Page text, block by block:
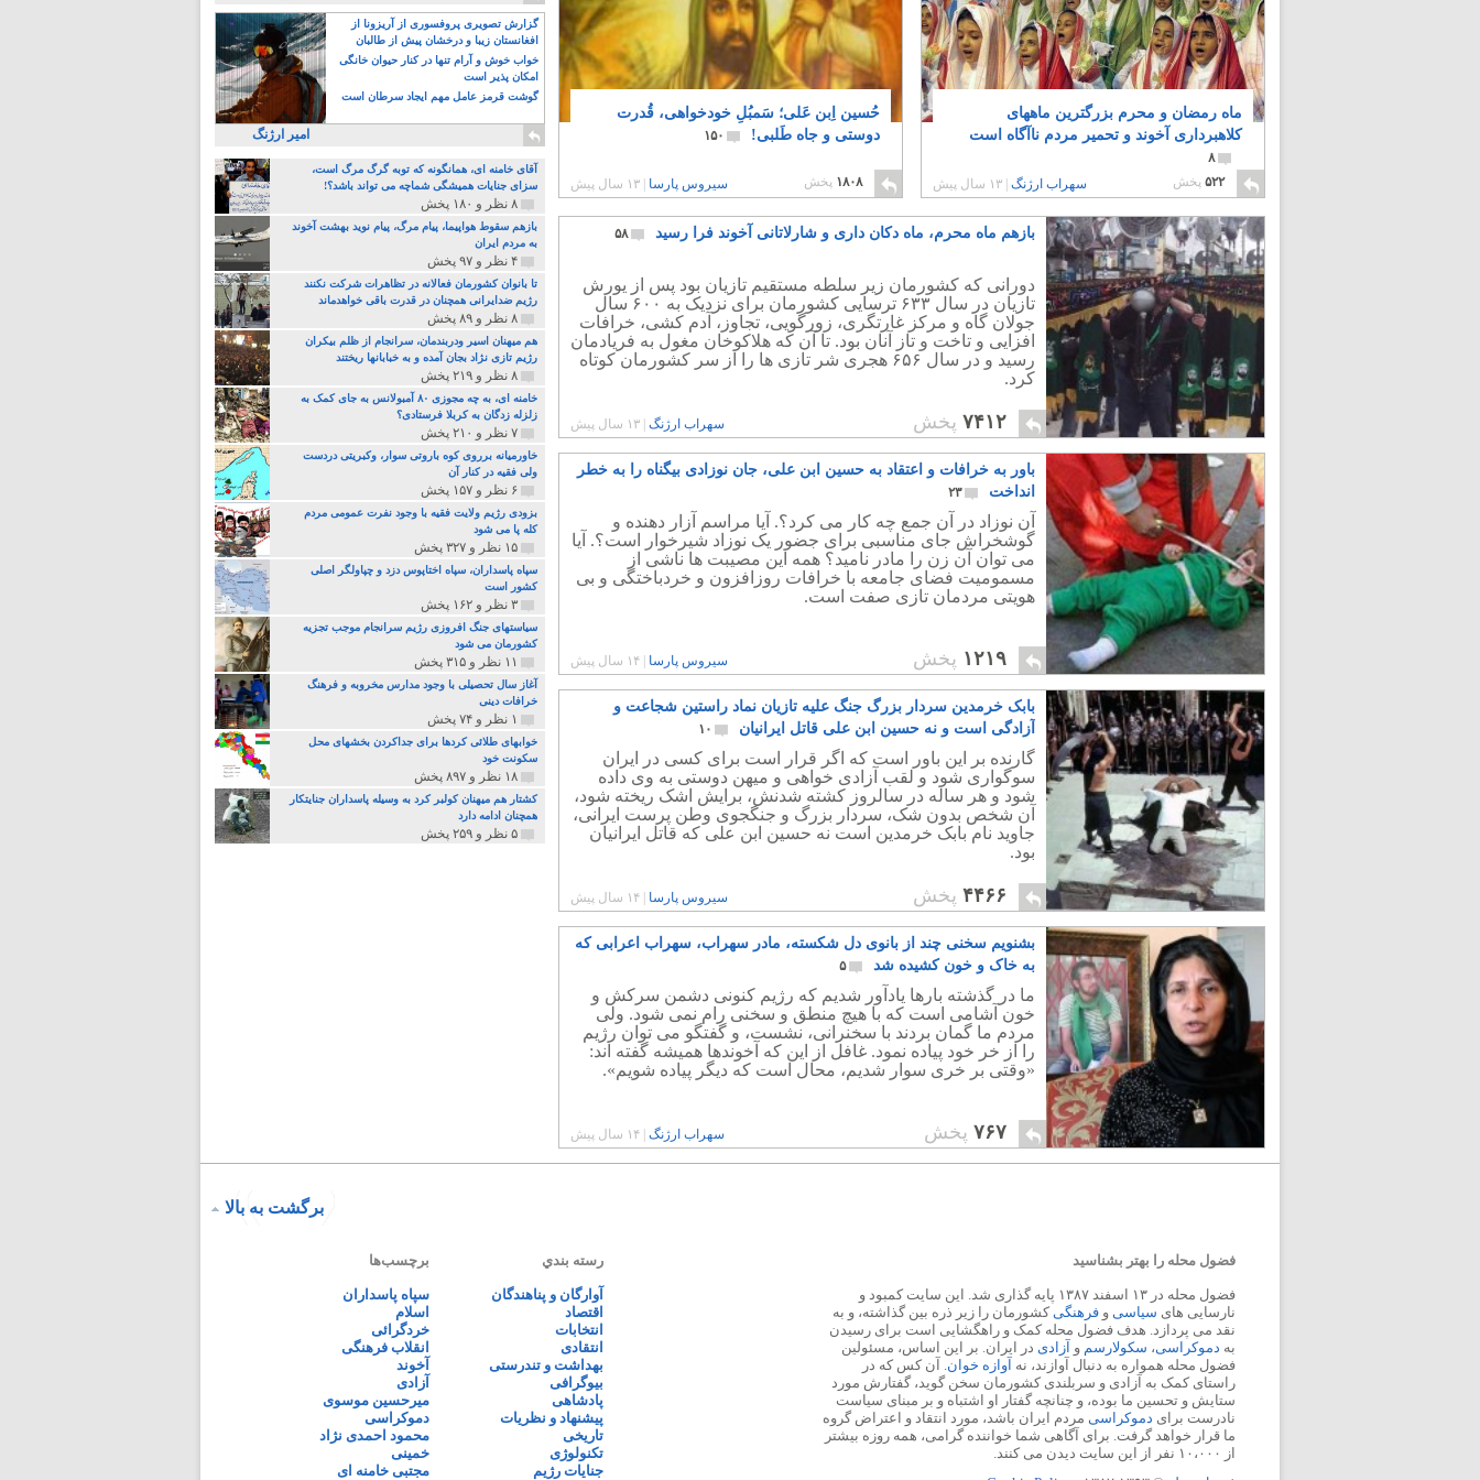
ماه رمضان و محرم بزرگترین ماههای
کلاهبرداری آخوند و تحمیر مردم ناآگاه است
۸
۵۲۲ پخش سهراب ارژنگ |۱۳ سال پیش
حُسین اِبن عَلی؛ سَمبُلِ خودخواهی، قُدرت
دوستی و جاه طَلبی!
۱۵۰
۱۸۰۸ پخش سیروس پارسا ۱۳ سال پیش
بازهم ماه محرم، ماه دکان داری و شارلاتانی آخوند فرا رسید ۵۸
دورانی که کشورمان زیر سلطه مستقیم تازیان بود پس از یورش
تازیان در سال ۶۳۳ ترسایی کشورمان برای نزدیک به ۶۰۰ سال
جولان گاه و مرکز غارتگری، زورگویی، تجاوز، آدم کشی، خرافات
افزایی و تاخت و تاز آنان بود. تا آن که هلاکوخان مغول به فریادمان
رسید و در سال ۶۵۶ هجری شر تازی ها را از سر کشورمان کوتاه
کرد.
۷۴۱۲ پخش سهراب ارژنگ ۱۳ سال پیش
باور به خرافات و اعتقاد به حسین ابن علی، جان نوزادی بیگناه را به خطر
انداخت
۲۳
آن نوزاد در آن جمع چه کار می کرد؟. آیا مراسم آزار دهنده و
گوشخراش جای مناسبی برای جضور یک نوزاد شیرخوار است؟. آیا
می توان آن زن را مادر نامید؟ همه این مصیبت ها ناشی از
مسمومیت فضای جامعه با خرافات روزافزون و خردباختگی و بی
هویتی مردمان تازی صفت است.
۱۲۱۹ پخش سیروس پارسا ۱۴ سال پیش
بابک خرمدین سردار بزرگ جنگ علیه تازیان نماد راستین شجاعت و
آزادگی است و نه حسین ابن علی قاتل ایرانیان
۱۰
گارنده بر این باور است که اگر قرار است برای کسی در ایران
سوگواری شود و لقب آزادی خواهی و میهن دوستی به وی داده
شود و هر ساله در سالروز کشته شدنش، برایش اشک ریخته شود،
آن شخص بدون شک، سردار بزرگ و جنگجوی وطن پرست ایرانی،
جاوید نام بابک خرمدین است نه حسین ابن علی که قاتل ایرانیان
بود.
۴۴۶۶ پخش سیروس پارسا ۱۴ سال پیش
بشنویم سخنی چند از بانوی دل شکسته، مادر سهراب، سهراب اعرابی که
به خاک و خون کشیده شد
۵
ما در گذشته بارها یادآور شدیم که رژیم کنونی دشمن سرکش و
خون آشامی است که با هیچ منطق و سخنی رام نمی شود. ولی
مردم ما گمان بردند با سخنرانی، نشست، و گفتگو می توان رژیم
را از خر خود پیاده نمود. غافل از این که آخوندها همیشه گفته اند:
«وقتی بر خری سوار شدیم، محال است که دیگر پیاده شویم».
۷۶۷ پخش سهراب ارژنگ ۱۴ سال پیش
گزارش تصویری پروفسوری از آریزونا از
افغانستان زیبا و درخشان پیش از طالبان
خواب خوش و آرام تنها در کنار حیوان خانگی
امکان پذیر است
گوشت قرمز عامل مهم ایجاد سرطان است
امیر ارژنگ
آقای خامنه ای، همانگونه که توبه گرگ مرگ است،
سزای جنایات همیشگی شماچه می تواند باشد؟!
۸ نظر و ۱۸۰ پخش
بازهم سقوط هواپیما، پیام مرگ، پیام نوید بهشت آخوند
به مردم ایران
۴ نظر و ۹۷ پخش
تا بانوان کشورمان فعالانه در تظاهرات شرکت نکنند
رژیم ضدایرانی همچنان در قدرت باقی خواهدماند
۸ نظر و ۸۹ پخش
هم میهنان اسیر ودربندمان، سرانجام از ظلم بیکران
رژیم تازی نژاد بجان آمده و به خبابانها ریختند
۸ نظر و ۲۱۹ پخش
خامنه ای، به چه مجوزی ۸۰ آمبولانس به جای کمک به
زلزله زدگان به کربلا فرستادی؟
۷ نظر و ۲۱۰ پخش
خاورمیانه برروی کوه باروتی سوار، وکبریتی دردست
ولی فقیه در کنار آن
۶ نظر و ۱۵۷ پخش
بزودی رژیم ولایت فقیه با وجود نفرت عمومی مردم
کله پا می شود
۱۵ نظر و ۳۲۷ پخش
سپاه پاسداران، سپاه اختاپوس دزد و چپاولگر اصلی
کشور است
۳ نظر و ۱۶۲ پخش
سیاستهای جنگ افروزی رژیم سرانجام موجب تجزیه
کشورمان می شود
۱۱ نظر و ۳۱۵ پخش
آغاز سال تحصیلی با وجود مدارس مخروبه و فرهنگ
خرافات دینی
۱ نظر و ۷۴ پخش
خوابهای طلائی کردها برای جداکردن بخشهای محل
سکونت خود
۱۸ نظر و ۸۹۷ پخش
کشتار هم میهنان کولبر کرد به وسیله پاسداران جنایتکار
همچنان ادامه دارد
۵ نظر و ۲۵۹ پخش
برگشت به بالا
فضول محله را بهتر بشناسید
فضول محله در ۱۳ اسفند ۱۳۸۷ پایه گذاری شد. این سایت کمبود و
نارسایی های سیاسی و فرهنگیکشورمان را زیر ذره بین گذاشته، و به
نقد می پردازد. هدف فضول محله کمک و راهگشایی است برای رسیدن
به دموکراسی، سکولارسم و آزادی در ایران. بر این اساس، مسئولین
فضول محله همواره به دنبال آوازند، نه آوازه خوان. آن کس که در
راستای کمک به آزادی و سربلندی کشورمان سخن گوید، گفتارش مورد
ستایش و تحسین ما بوده، و چنانچه گفتار او اشتباه و بر مبنای سیاست
نادرست برای دموکراسی مردم ایران باشد، مورد انتقاد و اعتراض گروه
ما قرار خواهد گرفت. برای آگاهی شما خواننده گرامی، همه روزه بیشتر
از ۱۰،۰۰۰ نفر از این سایت دیدن می کنند.
رسته بندي
آوارگان و پناهندگان
اقتصاد
انتخابات
انتقادی
بهداشت و تندرستی
بیوگرافی
پادشاهی
پیشنهاد و نظریات
تاریخی
تکنولوژی
جنایات رژیم
برچسب‌ها
سپاه پاسداران
اسلام
خردگرائی
انقلاب فرهنگی
آخوند
آزادی
میرحسین موسوی
دموکراسی
محمود احمدی نژاد
خمینی
مجتبی خامنه ای